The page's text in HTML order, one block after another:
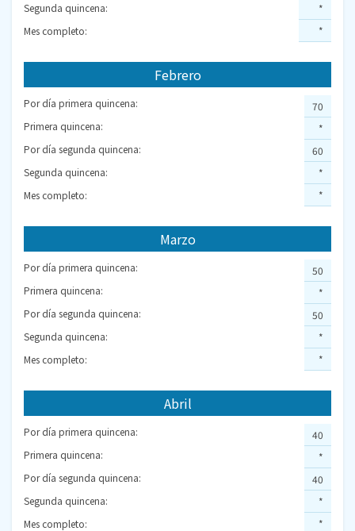
Segunda quincena:
Mes completo:
*
*
Febrero
Por día primera quincena:
Primera quincena:
Por día segunda quincena:
Segunda quincena:
Mes completo:
70
*
60
*
*
Marzo
Por día primera quincena:
Primera quincena:
Por día segunda quincena:
Segunda quincena:
Mes completo:
50
*
50
*
*
Abril
Por día primera quincena:
Primera quincena:
Por día segunda quincena:
Segunda quincena:
Mes completo:
40
*
40
*
*